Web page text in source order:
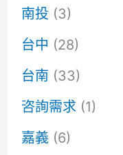
南投 (3)
台中 (28)
台南 (33)
咨詢需求(1)
嘉義(6)